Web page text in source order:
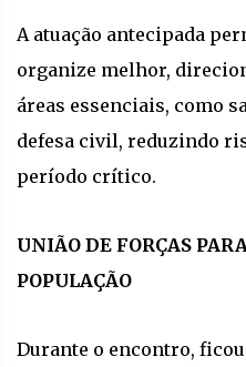
A atuação antecipada
organize melhor,
áreas essenciais, como
defesa civil, reduzindo
período crítico.
UNIÃO DE FORÇAS
POPULAÇÃO
Durante o encontro,